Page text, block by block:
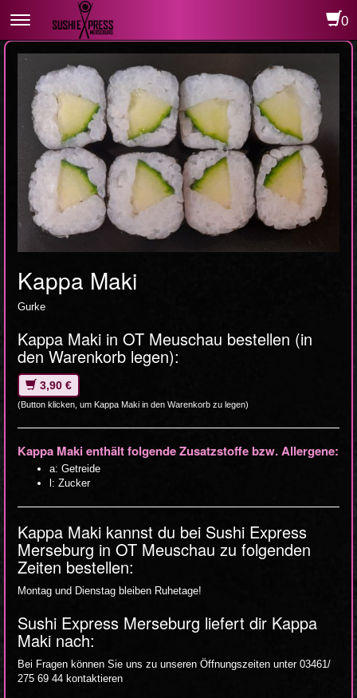
Toggle
0
Kappa Maki
Gurke
Kappa Maki in OT Meuschau bestellen (in
den Warenkorb legen):
3,90 €
(Button klicken, um Kappa Maki in den Warenkorb zu legen)
Kappa Maki enthält folgende Zusatzstoffe bzw. Allergene:
a: Getreide
l: Zucker
Kappa Maki kannst du bei Sushi Express
Merseburg in OT Meuschau zu folgenden
Zeiten bestellen:
Montag und Dienstag bleiben Ruhetage!
Sushi Express Merseburg liefert dir Kappa
Maki nach:
Bei Fragen können Sie uns zu unseren Öffnungszeiten unter 03461/
275 69 44 kontaktieren